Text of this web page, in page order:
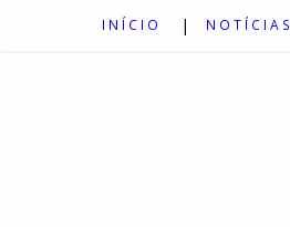
INÍCIO NOTÍCIAS